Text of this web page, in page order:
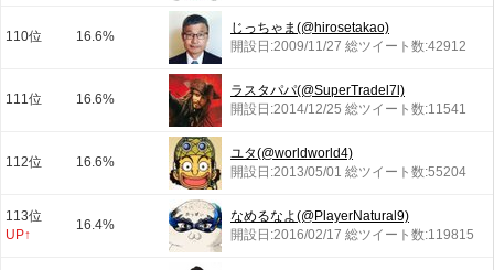
110位 16.6%
じっちゃま(@hirosetakao)
開設日:2009/11/27 総ツイート数:42912
111位 16.6%
ラスタパパ(@SuperTradel7l)
開設日:2014/12/25 総ツイート数:11541
112位 16.6%
ユタ(@worldworld4)
開設日:2013/05/01 総ツイート数:55204
113位
UP↑
16.4%
なめるなよ(@PlayerNatural9)
開設日:2016/02/17 総ツイート数:119815